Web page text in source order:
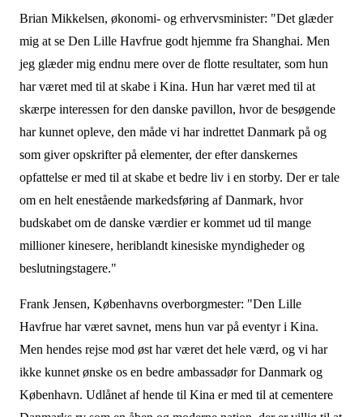
Brian Mikkelsen, økonomi- og erhvervsminister: "Det glæder
mig at se Den Lille Havfrue godt hjemme fra Shanghai. Men
jeg glæder mig endnu mere over de flotte resultater, som hun
har været med til at skabe i Kina. Hun har været med til at
skærpe interessen for den danske pavillon, hvor de besøgende
har kunnet opleve, den måde vi har indrettet Danmark på og
som giver opskrifter på elementer, der efter danskernes
opfattelse er med til at skabe et bedre liv i en storby. Der er tale
om en helt enestående markedsføring af Danmark, hvor
budskabet om de danske værdier er kommet ud til mange
millioner kinesere, heriblandt kinesiske myndigheder og
beslutningstagere."
Frank Jensen, Københavns overborgmester: "Den Lille
Havfrue har været savnet, mens hun var på eventyr i Kina.
Men hendes rejse mod øst har været det hele værd, og vi har
ikke kunnet ønske os en bedre ambassadør for Danmark og
København. Udlånet af hende til Kina er med til at cementere